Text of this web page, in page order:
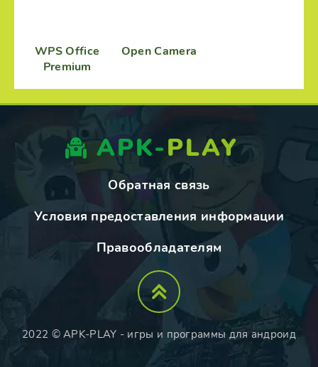
WPS Office
Premium
Open Camera
APK-PLAY
Обратная связь
Условия предоставления информации
Правообладателям
2022 © APK-PLAY - игры и программы для андроид